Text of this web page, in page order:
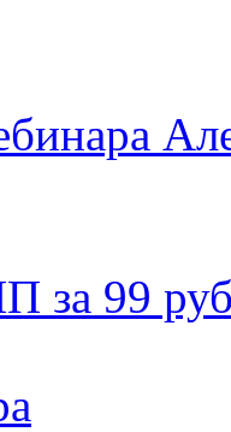
за 99